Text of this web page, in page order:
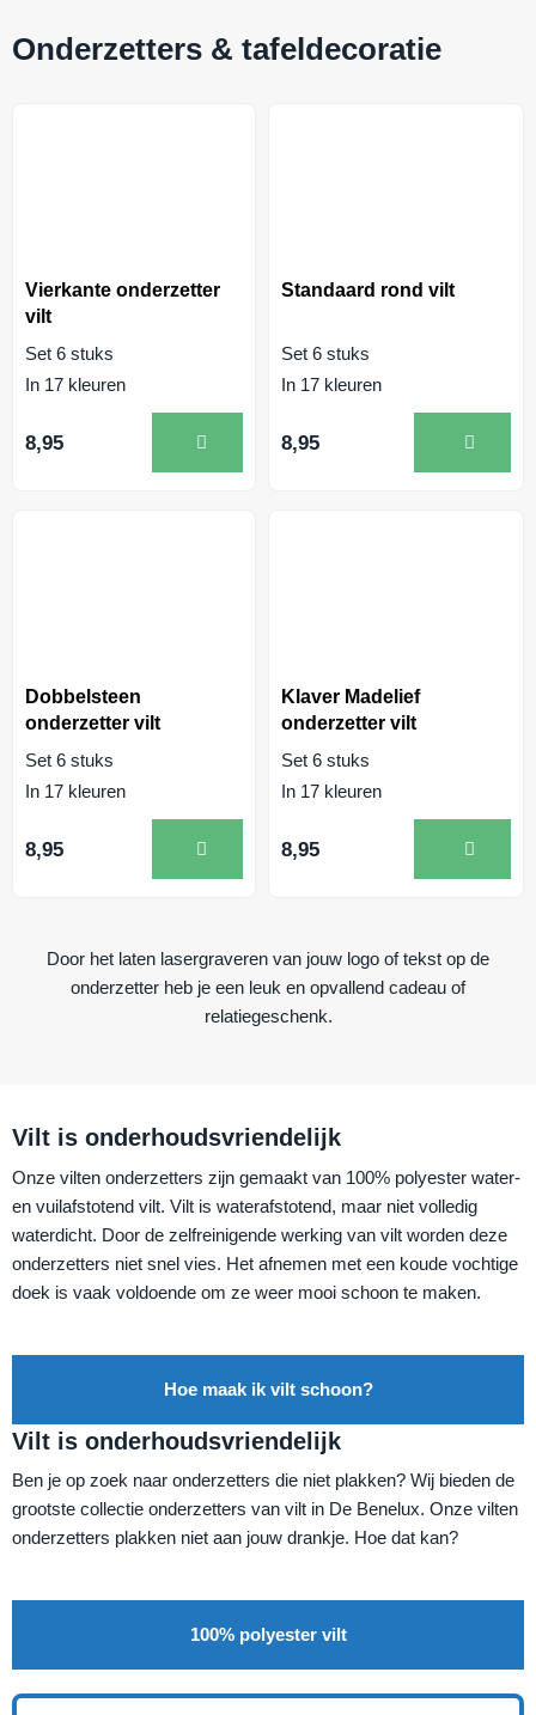
Onderzetters & tafeldecoratie
Vierkante onderzetter
vilt
Set 6 stuks
In 17 kleuren
8,95
Standaard rond vilt
Set 6 stuks
In 17 kleuren
8,95
Dobbelsteen
onderzetter vilt
Set 6 stuks
In 17 kleuren
8,95
Klaver Madelief
onderzetter vilt
Set 6 stuks
In 17 kleuren
8,95
Door het laten lasergraveren van jouw logo of tekst op de
onderzetter heb je een leuk en opvallend cadeau of
relatiegeschenk.
Vilt is onderhoudsvriendelijk
Onze vilten onderzetters zijn gemaakt van 100% polyester water-
en vuilafstotend vilt. Vilt is waterafstotend, maar niet volledig
waterdicht. Door de zelfreinigende werking van vilt worden deze
onderzetters niet snel vies. Het afnemen met een koude vochtige
doek is vaak voldoende om ze weer mooi schoon te maken.
Hoe maak ik vilt schoon?
Vilt is onderhoudsvriendelijk
Ben je op zoek naar onderzetters die niet plakken? Wij bieden de
grootste collectie onderzetters van vilt in De Benelux. Onze vilten
onderzetters plakken niet aan jouw drankje. Hoe dat kan?
100% polyester vilt